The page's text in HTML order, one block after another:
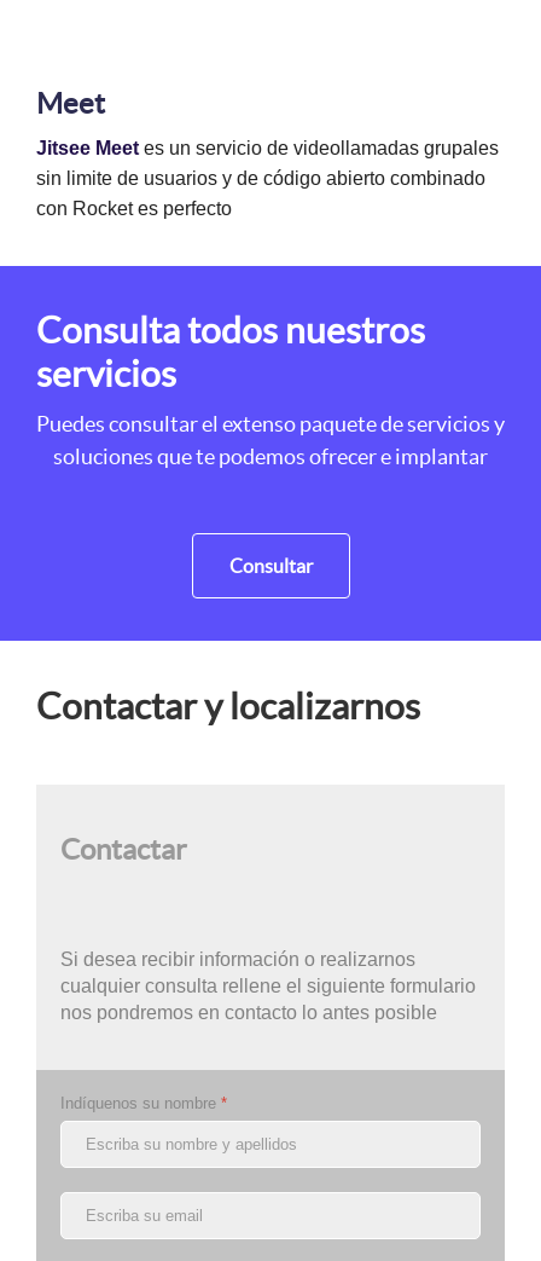
Meet
Jitsee Meet es un servicio de videollamadas grupales
sin limite de usuarios y de código abierto combinado
con Rocket es perfecto
Consulta todos nuestros
servicios
Puedes consultar el extenso paquete de servicios y
soluciones que te podemos ofrecer e implantar
Consultar
Contactar y localizarnos
Contactar
Si desea recibir información o realizarnos
cualquier consulta rellene el siguiente formulario
nos pondremos en contacto lo antes posible
Indíquenos su nombre *